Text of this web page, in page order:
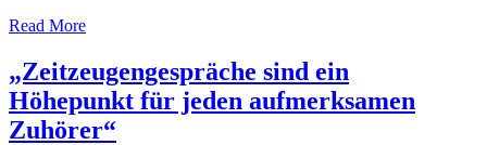
Read More
„Zeitzeugengespräche sind ein
Höhepunkt für jeden aufmerksamen
Zuhörer“